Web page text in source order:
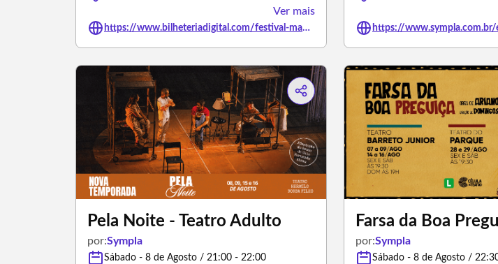
Ver mais
https://www.bilheteriadigital.com/festival-manhattan-cafe-08-de-agosto
Pela Noite - Teatro Adulto
por:Sympla
Sábado - 8 de Agosto / 21:00 - 22:00
Farsa da Boa
por:Sympla
Sábado - 8 de Agosto /